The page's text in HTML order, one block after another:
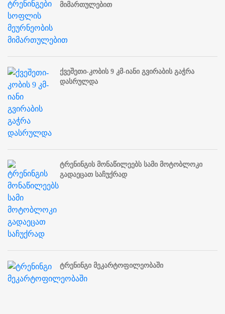
მიმართულებით
ქვეშეთი-კობის 9 კმ-იანი გვირაბის გაჭრა
დასრულდა
ტრენინგის მონაწილეებს სამი მოტობლოკი
გადაეცათ საჩუქრად
ტრენინგი მეკარტოფილეობაში